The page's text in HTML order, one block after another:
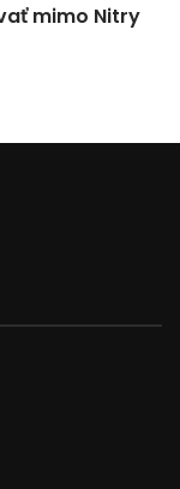
mimo Nitry